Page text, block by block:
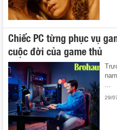
Chiếc PC từng phục vụ
cuộc đời của game thủ
...
29/